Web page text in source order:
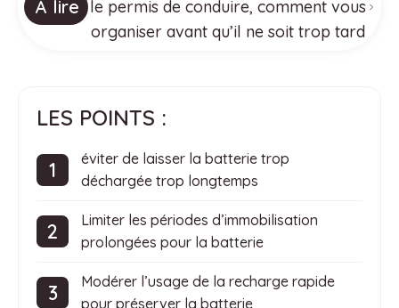
À lire
le permis de conduire, comment vous
organiser avant qu’il ne soit trop tard
LES POINTS :
éviter de laisser la batterie trop
déchargée trop longtemps
Limiter les périodes d’immobilisation
prolongées pour la batterie
Modérer l’usage de la recharge rapide
pour préserver la batterie